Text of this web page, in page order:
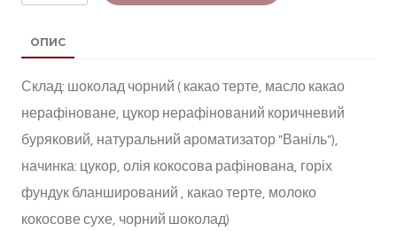
ОПИС
Склад: шоколад чорний ( какао терте, масло какао
нерафіноване, цукор нерафінований коричневий
буряковий, натуральний ароматизатор "Ваніль"),
начинка: цукор, олія кокосова рафінована, горіх
фундук бланширований , какао терте, молоко
кокосове сухе, чорний шоколад)